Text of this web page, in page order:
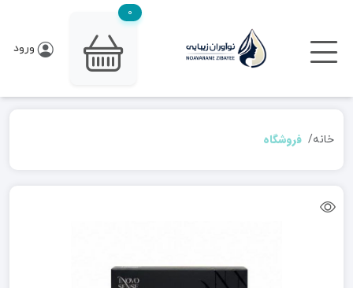
0
ورود
خانه فروشگاه